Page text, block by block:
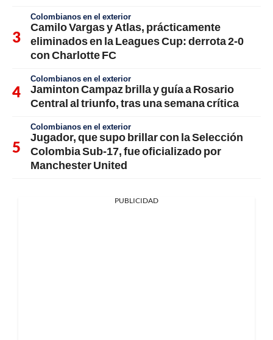
Colombianos en el exterior
Camilo Vargas y Atlas, prácticamente
eliminados en la Leagues Cup: derrota 2-0
con Charlotte FC
Colombianos en el exterior
Jaminton Campaz brilla y guía a Rosario
Central al triunfo, tras una semana crítica
Colombianos en el exterior
Jugador, que supo brillar con la Selección
Colombia Sub-17, fue oficializado por
Manchester United
PUBLICIDAD